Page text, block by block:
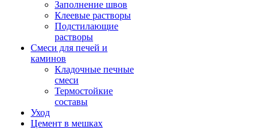
Заполнение швов
Клеевые растворы
Подстилающие
растворы
Смеси для печей и
каминов
Кладочные печные
смеси
Термостойкие
составы
Уход
Цемент в мешках